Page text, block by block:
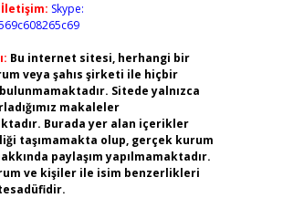
İletişim: Skype:
Bu internet sitesi, herhangi bir
veya şahıs şirketi ile hiçbir
Sitede yalnızca
makaleler
Burada yer alan içerikler
taşımamakta olup, gerçek kurum
paylaşım yapılmamaktadır.
ve kişiler ile isim benzerlikleri